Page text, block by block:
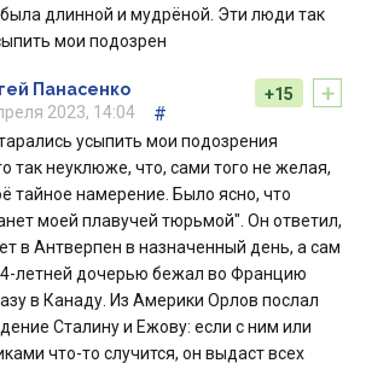
длинной и мудрёной. Эти люди так
мои подозрен
+
+15
Панасенко
2023, 14:04
#
усыпить мои подозрения
так неуклюже, что, сами того не желая,
тайное намерение. Было ясно, что
моей плавучей тюрьмой". Он ответил,
в Антверпен в назначенный день, а сам
летней дочерью бежал во Францию
в Канаду. Из Америки Орлов послал
Сталину и Ежову: если с ним или
что-то случится, он выдаст всех